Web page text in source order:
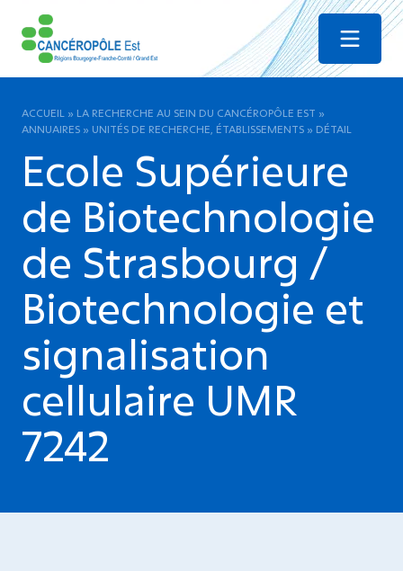
Menu
ACCUEIL » LA RECHERCHE AU SEIN DU CANCÉROPÔLE EST »
ANNUAIRES » UNITÉS DE RECHERCHE, ÉTABLISSEMENTS » DÉTAIL
Ecole Supérieure
de Biotechnologie
de Strasbourg /
Biotechnologie et
signalisation
cellulaire UMR
7242